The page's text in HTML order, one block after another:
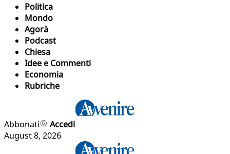
Politica
Mondo
Agorà
Podcast
Chiesa
Idee e Commenti
Economia
Rubriche
Abbonati
Accedi
August 8, 2026